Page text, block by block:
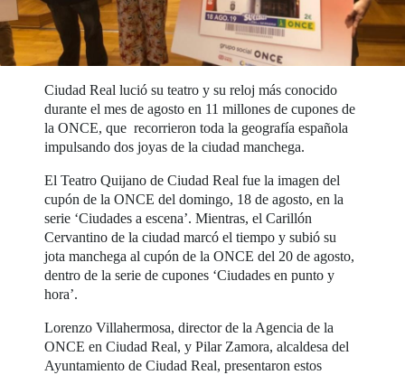
Ciudad Real lució su teatro y su reloj más conocido
durante el mes de agosto en 11 millones de cupones de
la ONCE, que recorrieron toda la geografía española
impulsando dos joyas de la ciudad manchega.
El Teatro Quijano de Ciudad Real fue la imagen del
cupón de la ONCE del domingo, 18 de agosto, en la
serie ‘Ciudades a escena’. Mientras, el Carillón
Cervantino de la ciudad marcó el tiempo y subió su
jota manchega al cupón de la ONCE del 20 de agosto,
dentro de la serie de cupones ‘Ciudades en punto y
hora’.
Lorenzo Villahermosa, director de la Agencia de la
ONCE en Ciudad Real, y Pilar Zamora, alcaldesa del
Ayuntamiento de Ciudad Real, presentaron estos